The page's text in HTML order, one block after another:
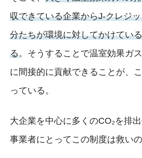
収できている企業からJ-クレジ
分たちが環境に対してかけてい
る。そうすることで温室効果ガ
に間接的に貢献できることが、
っている。
大企業を中心に多くのCO₂を排
事業者にとってこの制度は救いの